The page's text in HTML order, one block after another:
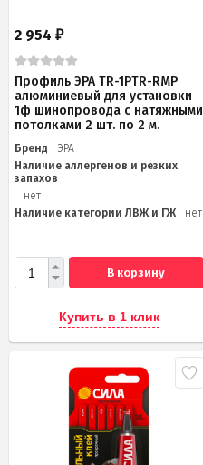
2 954 ₽
Профиль ЭРА TR-1PTR-RMP
алюминиевый для установки
1ф шинопровода с натяжными
потолками 2 шт. по 2 м.
Бренд
ЭРА
Наличие аллергенов и резких
запахов
нет
Наличие категории ЛВЖ и ГЖ
нет
В корзину
Купить в 1 клик